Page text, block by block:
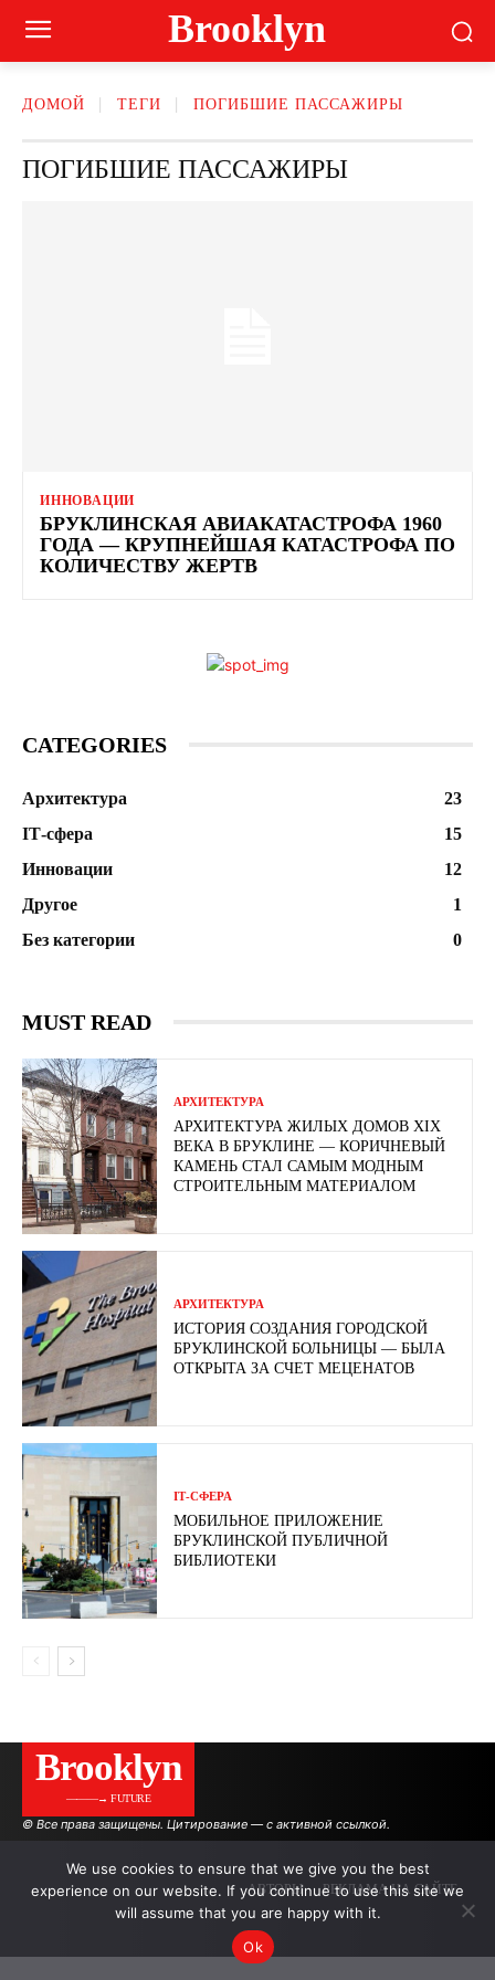
Brooklyn
ДОМОЙ ТЕГИ ПОГИБШИЕ ПАССАЖИРЫ
ПОГИБШИЕ ПАССАЖИРЫ
ИННОВАЦИИ
БРУКЛИНСКАЯ АВИАКАТАСТРОФА 1960
ГОДА — КРУПНЕЙШАЯ КАТАСТРОФА ПО
КОЛИЧЕСТВУ ЖЕРТВ
CATEGORIES
Архитектура
23
ІТ-сфера
15
Инновации
12
Другое
1
Без категории
0
MUST READ
АРХИТЕКТУРА
АРХИТЕКТУРА ЖИЛЫХ ДОМОВ XIX
ВЕКА В БРУКЛИНЕ — КОРИЧНЕВЫЙ
КАМЕНЬ СТАЛ САМЫМ МОДНЫМ
СТРОИТЕЛЬНЫМ МАТЕРИАЛОМ
АРХИТЕКТУРА
ИСТОРИЯ СОЗДАНИЯ ГОРОДСКОЙ
БРУКЛИНСКОЙ БОЛЬНИЦЫ — БЫЛА
ОТКРЫТА ЗА СЧЕТ МЕЦЕНАТОВ
ІТ-СФЕРА
МОБИЛЬНОЕ ПРИЛОЖЕНИЕ
БРУКЛИНСКОЙ ПУБЛИЧНОЙ
БИБЛИОТЕКИ
Brooklyn
———→ FUTURE
© Все права защищены. Цитирование — с активной ссылкой.
АВТОРЫ РЕКЛАМА НА САЙТЕ
We use cookies to ensure that we give you the best
experience on our website. If you continue to use this site we
will assume that you are happy with it.
Ok